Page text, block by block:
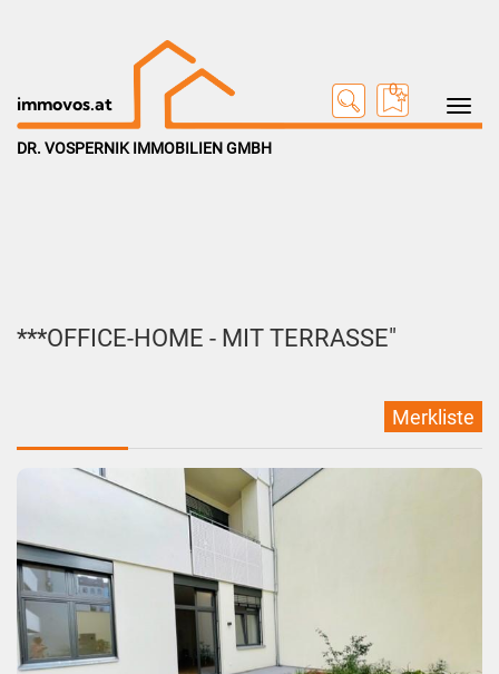
Toggle
immovos.at
0
DR. VOSPERNIK IMMOBILIEN GMBH
***OFFICE-HOME - MIT TERRASSE"
Merkliste